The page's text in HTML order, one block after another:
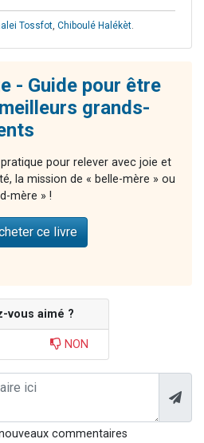
Tossfot, Chiboulé Halékèt.
- Guide pour être
grands-
pour relever avec joie et
la mission de « belle-mère » ou
mère » !
ce livre
vous aimé ?
NON
commentaires